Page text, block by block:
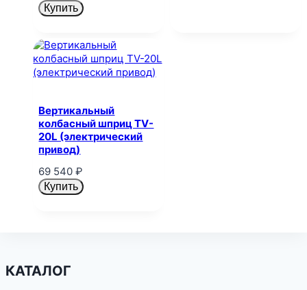
Купить
Вертикальный
колбасный шприц TV-
20L (электрический
привод)
69 540₽
Купить
КАТАЛОГ